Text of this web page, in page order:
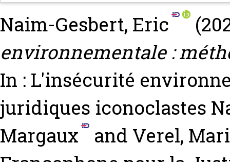
Naim-Gesbert, Eric
environnementale :
In : L'insécurité
juridiques iconoclastes
Margaux
and Verel,